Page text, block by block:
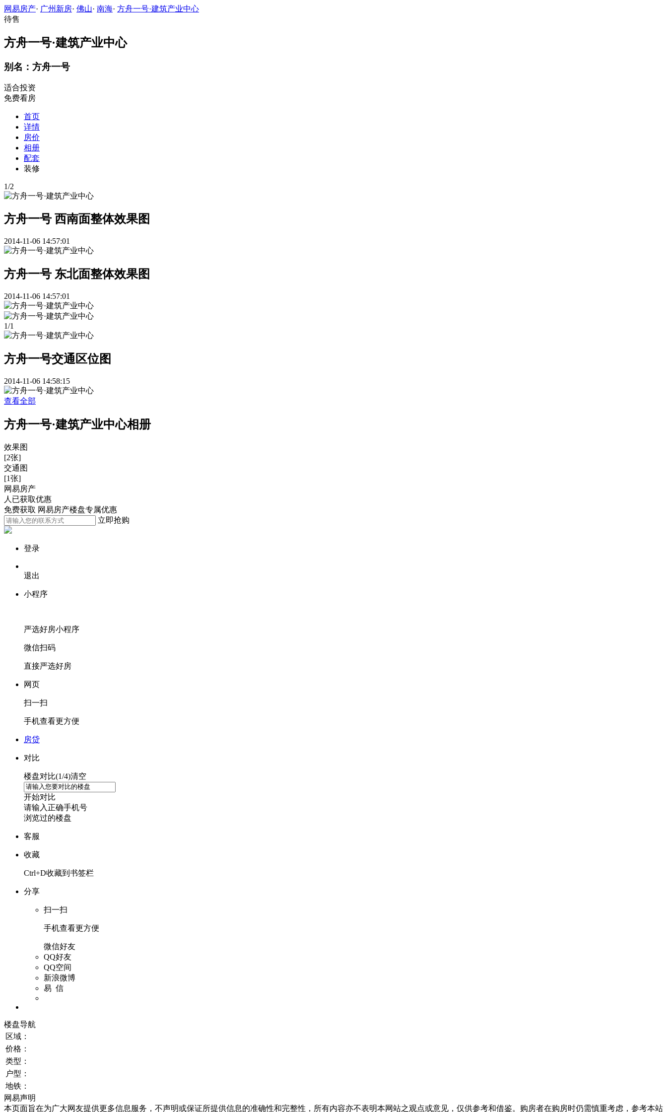
网易房产· 广州新房· 佛山· 南海· 方舟一号·建筑产业中心
待售
方舟一号·建筑产业中心
别名：方舟一号
适合投资
免费看房
首页
详情
房价
相册
配套
装修
1/2
方舟一号 西南面整体效果图
2014-11-06 14:57:01
方舟一号 东北面整体效果图
2014-11-06 14:57:01
1/1
方舟一号交通区位图
2014-11-06 14:58:15
查看全部
方舟一号·建筑产业中心相册
效果图
[2张]
交通图
[1张]
网易房产
人已获取优惠
免费获取 网易房产楼盘专属优惠
立即抢购
登录
退出
小程序
严选好房小程序
微信扫码
直接严选好房
网页
扫一扫
手机查看更方便
房贷
对比
楼盘对比(1/4)清空
开始对比
请输入正确手机号
浏览过的楼盘
客服
收藏
Ctrl+D收藏到书签栏
分享
扫一扫
手机查看更方便
微信好友
QQ好友
QQ空间
新浪微博
易 信
楼盘导航
区域：
价格：
类型：
户型：
地铁：
网易声明
本页面旨在为广大网友提供更多信息服务，不声明或保证所提供信息的准确性和完整性，所有内容亦不表明本网站之观点或意见，仅供参考和借鉴。购房者在购房时仍需慎重考虑，参考本站